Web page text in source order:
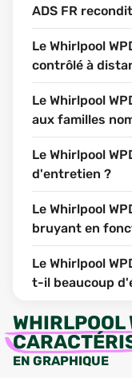
ADS FR
Le Whirlpool
contrôlé à
Le Whirlpool
aux familles
Le Whirlpool
d'entretien ?
Le Whirlpool
bruyant en
Le Whirlpool
t-il beaucoup
EN GRAPHIQUE